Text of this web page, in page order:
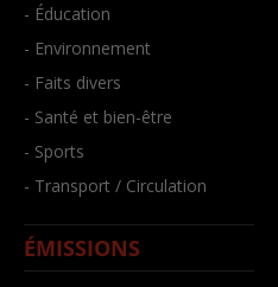
- Éducation
- Environnement
- Faits divers
- Santé et bien-être
- Sports
- Transport / Circulation
ÉMISSIONS